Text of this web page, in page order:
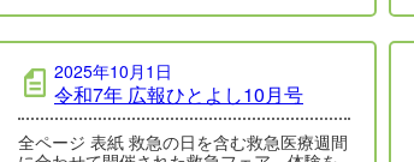
2025年10月1日
令和7年 広報ひとよし10月号
全ページ 表紙 救急の日を含む救急医療週間